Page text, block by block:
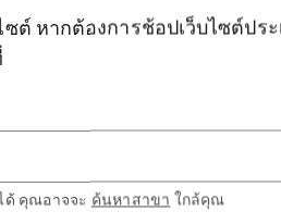
ภาพรวม
ซต์ หากต้องการช้อปเว็บไซต์ปร
ด้ คุณอาจจะ ค้นหาสาขา ใกล้คุณ